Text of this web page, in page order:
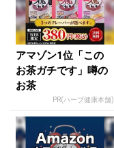
アマゾン1位「この
お茶ガチです」噂の
お茶
PR(ハーブ健康本舗)